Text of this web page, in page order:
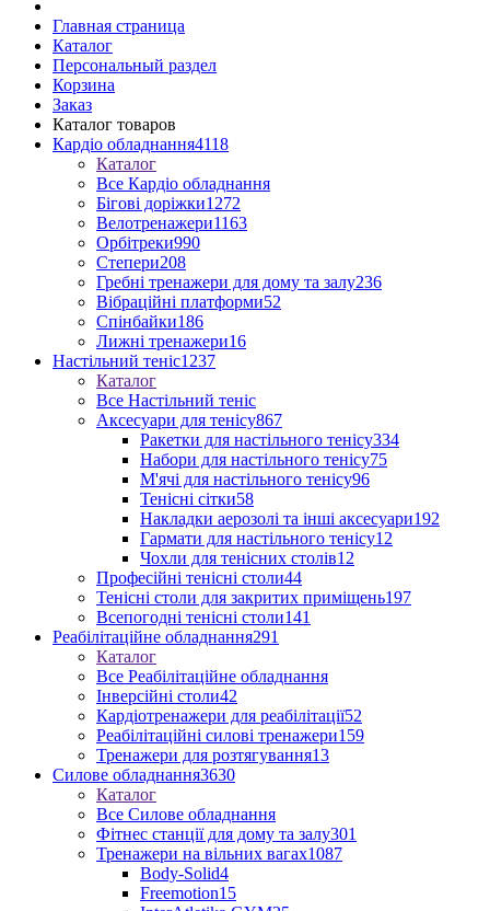
Главная страница
Каталог
Персональный раздел
Корзина
Заказ
Каталог товаров
Кардіо обладнання4118
Каталог
Все Кардіо обладнання
Бігові доріжки1272
Велотренажери1163
Орбітреки990
Степери208
Гребні тренажери для дому та залу236
Вібраційні платформи52
Спінбайки186
Лижні тренажери16
Настільний теніс1237
Каталог
Все Настільний теніс
Аксесуари для тенісу867
Ракетки для настільного тенісу334
Набори для настільного тенісу75
М'ячі для настільного тенісу96
Тенісні сітки58
Накладки аерозолі та інші аксесуари192
Гармати для настільного тенісу12
Чохли для тенісних столів12
Професійні тенісні столи44
Тенісні столи для закритих приміщень197
Всепогодні тенісні столи141
Реабілітаційне обладнання291
Каталог
Все Реабілітаційне обладнання
Інверсійні столи42
Кардіотренажери для реабілітації52
Реабілітаційні силові тренажери159
Тренажери для розтягування13
Силове обладнання3630
Каталог
Все Силове обладнання
Фітнес станції для дому та залу301
Тренажери на вільних вагах1087
Body-Solid4
Freemotion15